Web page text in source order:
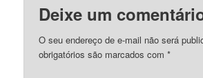
Deixe um
O seu endereço de e-mail não será
obrigatórios são marcados com*